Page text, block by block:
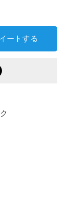
ートする